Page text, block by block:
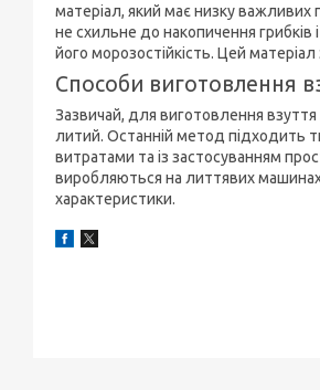
матеріал, який має низку важливих
не схильне до накопичення
його морозостійкість. Цей
Способи виготовлення
Зазвичай, для виготовлення
литий. Останній метод підходить
витратами та із застосуванням
виробляються на литтявих машинах.
характеристики.